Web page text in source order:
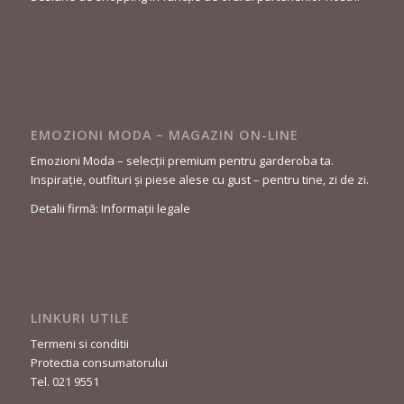
EMOZIONI MODA – MAGAZIN ON-LINE
Emozioni Moda – selecții premium pentru garderoba ta.
Inspirație, outfituri și piese alese cu gust – pentru tine, zi de zi.
Detalii firmă: Informații legale
LINKURI UTILE
Termeni si conditii
Protectia consumatorului
Tel. 021 9551